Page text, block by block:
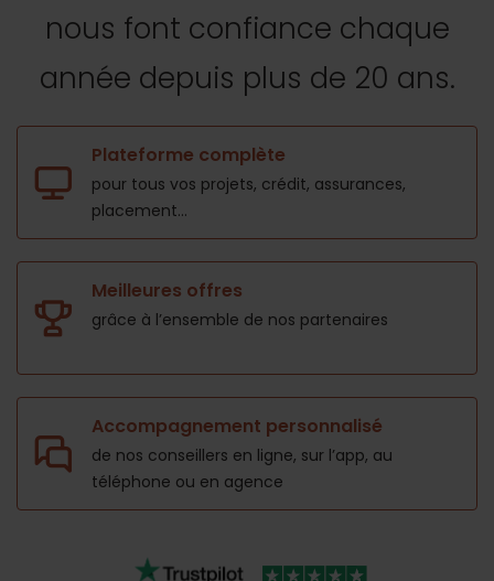
nous font confiance chaque
année depuis plus de 20 ans.
Plateforme complète
pour tous vos projets, crédit, assurances,
placement...
Meilleures offres
grâce à l’ensemble de nos partenaires
Accompagnement personnalisé
de nos conseillers en ligne, sur l’app, au
téléphone ou en agence